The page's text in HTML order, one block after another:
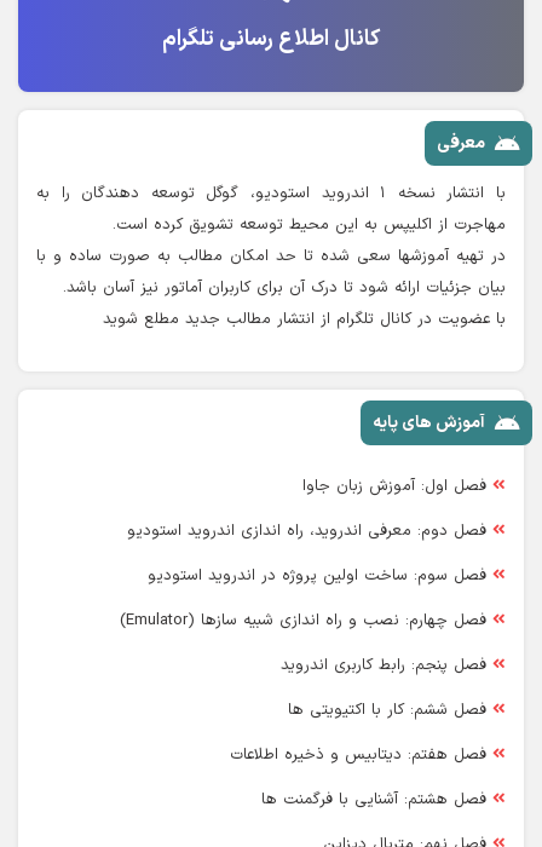
کانال اطلاع رسانی تلگرام
معرفی
با انتشار نسخه ۱ اندروید استودیو، گوگل توسعه دهندگان را به
مهاجرت از اکلیپس به این محیط توسعه تشویق کرده است.
در تهیه آموزشها سعی شده تا حد امکان مطالب به صورت ساده و با
بیان جزئیات ارائه شود تا درک آن برای کاربران آماتور نیز آسان باشد.
با عضویت در کانال تلگرام از انتشار مطالب جدید مطلع شوید
آموزش های پایه
فصل اول: آموزش زبان جاوا
فصل دوم: معرفی اندروید، راه اندازی اندروید استودیو
فصل سوم: ساخت اولین پروژه در اندروید استودیو
فصل چهارم: نصب و راه اندازی شبیه سازها (Emulator)
فصل پنجم: رابط کاربری اندروید
فصل ششم: کار با اکتیویتی ها
فصل هفتم: دیتابیس و ذخیره اطلاعات
فصل هشتم: آشنایی با فرگمنت ها